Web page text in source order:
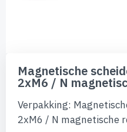
naar
begin
afbeeldingen-
Magnetische
2xM6 / N
Verpakking:
2xM6 / N magnetische